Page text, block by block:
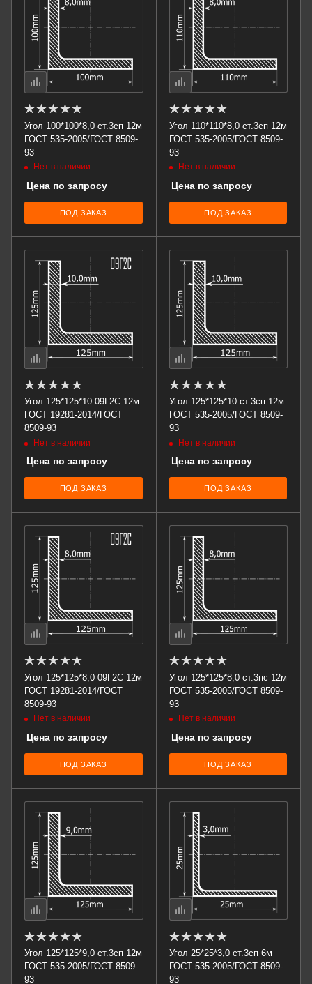
Угол 100*100*8,0 ст.3сп 12м
ГОСТ 535-2005/ГОСТ 8509-
93
Нет в наличии
Цена по запросу
ПОД ЗАКАЗ
Угол 110*110*8,0 ст.3сп 12м
ГОСТ 535-2005/ГОСТ 8509-
93
Нет в наличии
Цена по запросу
ПОД ЗАКАЗ
Угол 125*125*10 09Г2С 12м
ГОСТ 19281-2014/ГОСТ
8509-93
Нет в наличии
Цена по запросу
ПОД ЗАКАЗ
Угол 125*125*10 ст.3сп 12м
ГОСТ 535-2005/ГОСТ 8509-
93
Нет в наличии
Цена по запросу
ПОД ЗАКАЗ
Угол 125*125*8,0 09Г2С 12м
ГОСТ 19281-2014/ГОСТ
8509-93
Нет в наличии
Цена по запросу
ПОД ЗАКАЗ
Угол 125*125*8,0 ст.3пс 12м
ГОСТ 535-2005/ГОСТ 8509-
93
Нет в наличии
Цена по запросу
ПОД ЗАКАЗ
Угол 125*125*9,0 ст.3сп 12м
ГОСТ 535-2005/ГОСТ 8509-
93
Угол 25*25*3,0 ст.3сп 6м
ГОСТ 535-2005/ГОСТ 8509-
93